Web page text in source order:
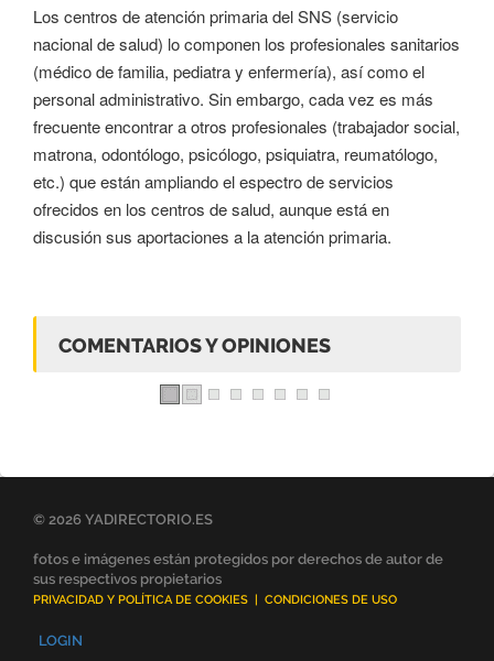
Los centros de atención primaria del SNS (servicio
nacional de salud) lo componen los profesionales sanitarios
(médico de familia, pediatra y enfermería), así como el
personal administrativo. Sin embargo, cada vez es más
frecuente encontrar a otros profesionales (trabajador social,
matrona, odontólogo, psicólogo, psiquiatra, reumatólogo,
etc.) que están ampliando el espectro de servicios
ofrecidos en los centros de salud, aunque está en
discusión sus aportaciones a la atención primaria.
COMENTARIOS Y OPINIONES
© 2026 YADIRECTORIO.ES
fotos e imágenes están protegidos por derechos de autor de
sus respectivos propietarios
PRIVACIDAD Y POLÍTICA DE COOKIES | CONDICIONES DE USO
LOGIN